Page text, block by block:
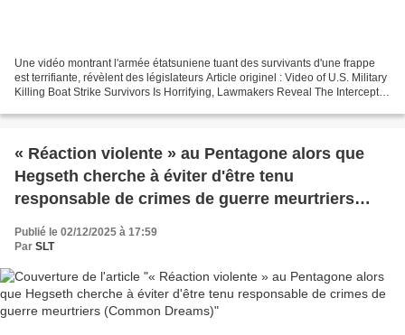
Une vidéo montrant l'armée étatsuniene tuant des survivants d'une frappe
est terrifiante, révèlent des législateurs Article originel : Video of U.S. Military
Killing Boat Strike Survivors Is Horrifying, Lawmakers Reveal The Intercept,
« Réaction violente » au Pentagone alors que
Hegseth cherche à éviter d'être tenu
responsable de crimes de guerre meurtriers
Publié le 02/12/2025 à 17:59
Par SLT